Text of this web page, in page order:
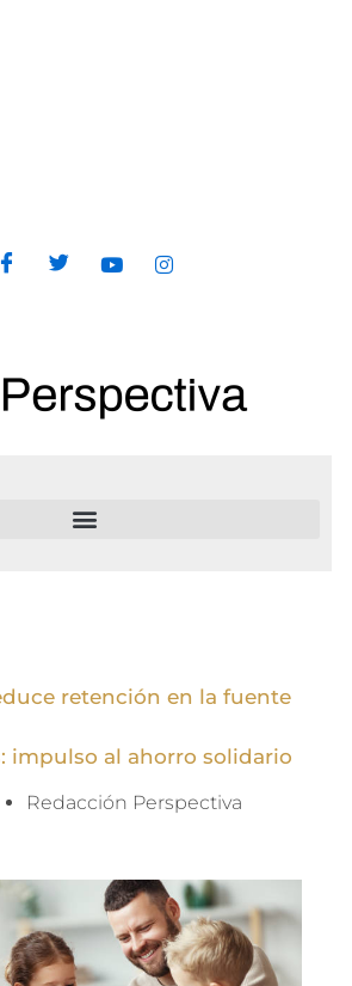
retención en la fuente
impulso al ahorro solidario
Redacción Perspectiva